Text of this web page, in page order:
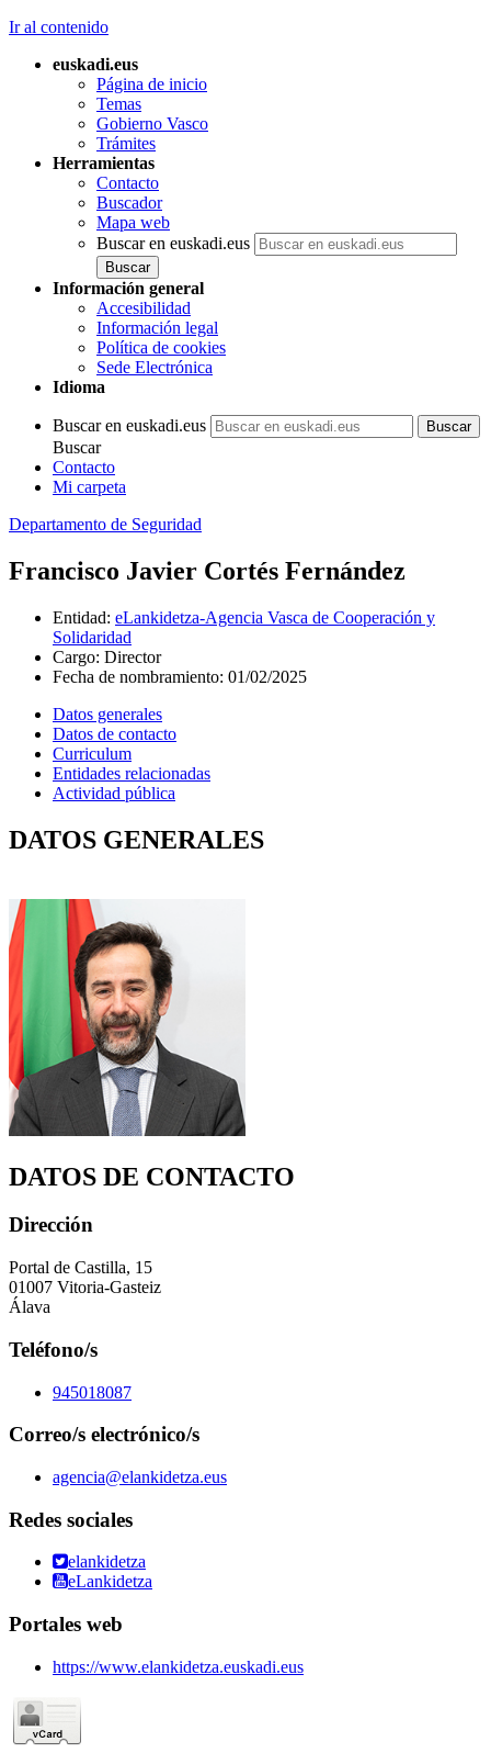
Ir al contenido
euskadi.eus
Página de inicio
Temas
Gobierno Vasco
Trámites
Herramientas
Contacto
Buscador
Mapa web
Buscar en euskadi.eus
Información general
Accesibilidad
Información legal
Política de cookies
Sede Electrónica
Idioma
Buscar en euskadi.eus
Buscar
Contacto
Mi carpeta
Departamento de Seguridad
Francisco Javier Cortés Fernández
Entidad: eLankidetza-Agencia Vasca de Cooperación y
Solidaridad
Cargo: Director
Fecha de nombramiento: 01/02/2025
Datos generales
Datos de contacto
Curriculum
Entidades relacionadas
Actividad pública
DATOS GENERALES
DATOS DE CONTACTO
Dirección
Portal de Castilla, 15
01007 Vitoria-Gasteiz
Álava
Teléfono/s
945018087
Correo/s electrónico/s
agencia@elankidetza.eus
Redes sociales
elankidetza
eLankidetza
Portales web
https://www.elankidetza.euskadi.eus